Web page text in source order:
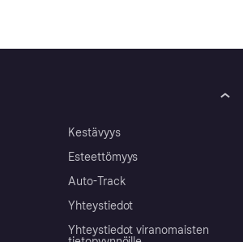
Kestävyys
Esteettömyys
Auto-Track
Yhteystiedot
Yhteystiedot viranomaisten